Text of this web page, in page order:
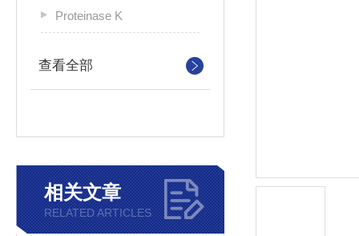
Proteinase K
查看全部
相关文章
RELATED ARTICLES